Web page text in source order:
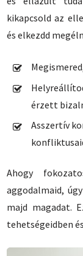
kikapcsold az
és elkezdd
érzett
Asszertív
Ahogy
aggodalmaid,
majd magadat.
tehetségeidben